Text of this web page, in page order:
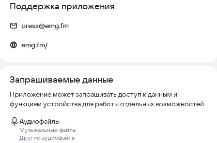
Поддержка приложения
press@emg.fm
emg.fm/
Запрашиваемые данные
Приложение может запрашивать доступ к данным и
функциям устройства для работы отдельных возможностей
Аудиофайлы
Музыкальные файлы
Другие аудиофайлы